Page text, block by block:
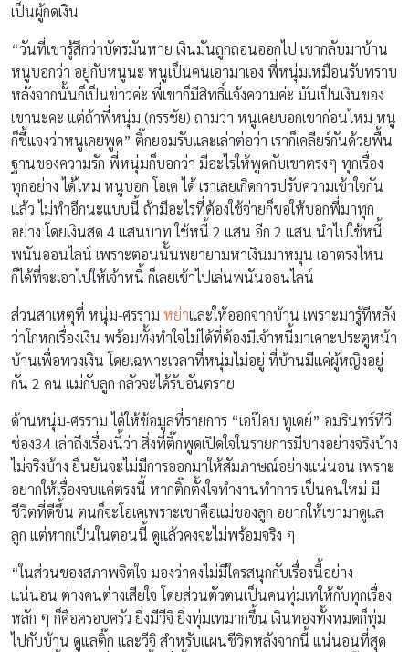
เป็นผู้กดเงิน
“วันที่เขารู้สึกว่าบัตรมันหาย เงินมันถูกถอนออกไป เขากลับมาบ้าน
หนูบอกว่า อยู่กับหนูนะ หนูเป็นคนเอามาเอง พี่หนุ่มเหมือนรับทราบ
หลังจากนั้นก็เป็นข่าวค่ะ พี่เขาก็มีสิทธิ์แจ้งความค่ะ มันเป็นเงินของ
เขานะคะ แต่ถ้าพี่หนุ่ม (กรรชัย) ถามว่า หนูเคยบอกเขาก่อนไหม หนู
ก็ชี้แจงว่าหนูเคยพูด” ติ๊กยอมรับและเล่าต่อว่า เราก็เคลียร์กันด้วยพื้น
ฐานของความรัก พี่หนุ่มก็บอกว่า มีอะไรให้พูดกับเขาตรงๆ ทุกเรื่อง
ทุกอย่าง ได้ไหม หนูบอก โอเค ได้ เราเลยเกิดการปรับความเข้าใจกัน
แล้ว ไม่ทำอีกนะแบบนี้ ถ้ามีอะไรที่ต้องใช้จ่ายก็ขอให้บอกพี่มาทุก
อย่าง โดยเงินสด 4 แสนบาท ใช้หนี้ 2 แสน อีก 2 แสน นำไปใช้หนี้
พนันออนไลน์ เพราะตอนนั้นพยายามหาเงินมาหมุน เอาตรงไหน
ก็ได้ที่จะเอาไปให้เจ้าหนี้ ก็เลยเข้าไปเล่นพนันออนไลน์
ส่วนสาเหตุที่ หนุ่ม-ศรราม หย่าและให้ออกจากบ้าน เพราะมารู้ทีหลัง
ว่าโกหกเรื่องเงิน พร้อมทั้งทำใจไม่ได้ที่ต้องมีเจ้าหนี้มาเคาะประตูหน้า
บ้านเพื่อทวงเงิน โดยเฉพาะเวลาที่หนุ่มไม่อยู่ ที่บ้านมีแค่ผู้หญิงอยู่
กัน 2 คน แม่กับลูก กลัวจะได้รับอันตราย
ด้านหนุ่ม-ศรราม ได้ให้ข้อมูลที่รายการ “เอป๊อบ ทูเดย์” อมรินทร์ทีวี
ช่อง34 เล่าถึงเรื่องนี้ว่า สิ่งที่ติ๊กพูดเปิดใจในรายการมีบางอย่างจริงบ้าง
ไม่จริงบ้าง ยืนยันจะไม่มีการออกมาให้สัมภาษณ์อย่างแน่นอน เพราะ
อยากให้เรื่องจบแค่ตรงนี้ หากติ๊กตั้งใจทำงานทำการ เป็นคนใหม่ มี
ชีวิตที่ดีขึ้น ตนก็จะโอเคเพราะเขาคือแม่ของลูก อยากให้เขามาดูแล
ลูก แต่หากเป็นในตอนนี้ ดูแล้วคงจะไม่พร้อมจริง ๆ
“ในส่วนของสภาพจิตใจ มองว่าคงไม่มีใครสนุกกับเรื่องนี้อย่าง
แน่นอน ต่างคนต่างเสียใจ โดยส่วนตัวตนเป็นคนทุ่มเทให้กับทุกเรื่อง
หลัก ๆ ก็คือครอบครัว ยิ่งมีวีจิ ยิ่งทุ่มเทมากขึ้น เงินทองทั้งหมดก็ทุ่ม
ไปกับบ้าน ดูแลติ๊ก และวีจิ สำหรับแผนชีวิตหลังจากนี้ แน่นอนที่สุด